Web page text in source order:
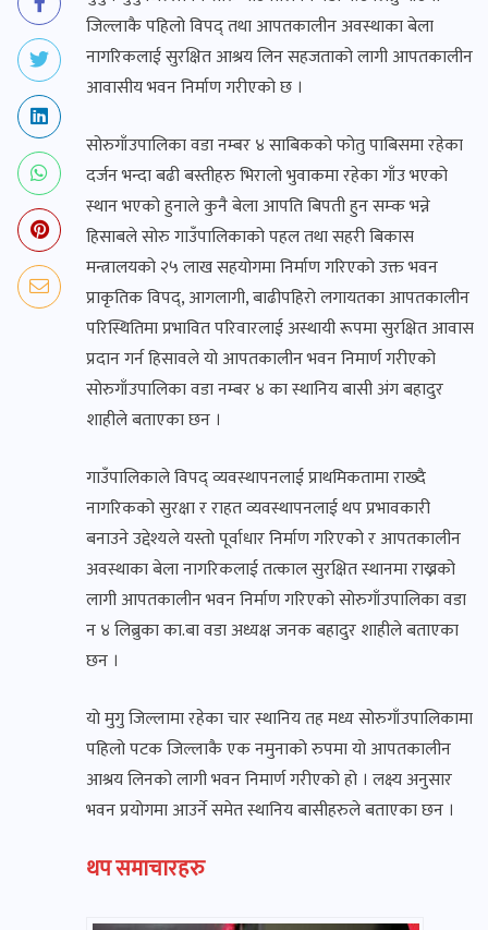
जिल्लाकै पहिलो विपद् तथा आपतकालीन अवस्थाका बेला
नागरिकलाई सुरक्षित आश्रय लिन सहजताको लागी आपतकालीन
आवासीय भवन निर्माण गरीएको छ ।
सोरुगाँउपालिका वडा नम्बर ४ साबिकको फोतु पाबिसमा रहेका
दर्जन भन्दा बढी बस्तीहरु भिरालो भुवाकमा रहेका गाँउ भएको
स्थान भएको हुनाले कुनै बेला आपति बिपती हुन सम्क भन्ने
हिसाबले सोरु गाउँपालिकाको पहल तथा सहरी बिकास
मन्त्रालयको २५ लाख सहयोगमा निर्माण गरिएको उक्त भवन
प्राकृतिक विपद्, आगलागी, बाढीपहिरो लगायतका आपतकालीन
परिस्थितिमा प्रभावित परिवारलाई अस्थायी रूपमा सुरक्षित आवास
प्रदान गर्न हिसावले यो आपतकालीन भवन निमार्ण गरीएको
सोरुगाँउपालिका वडा नम्बर ४ का स्थानिय बासी अंग बहादुर
शाहीले बताएका छन ।
गाउँपालिकाले विपद् व्यवस्थापनलाई प्राथमिकतामा राख्दै
नागरिकको सुरक्षा र राहत व्यवस्थापनलाई थप प्रभावकारी
बनाउने उद्देश्यले यस्तो पूर्वाधार निर्माण गरिएको र आपतकालीन
अवस्थाका बेला नागरिकलाई तत्काल सुरक्षित स्थानमा राख्नको
लागी आपतकालीन भवन निर्माण गरिएको सोरुगाँउपालिका वडा
न ४ लिब्रुका का.बा वडा अध्यक्ष जनक बहादुर शाहीले बताएका
छन ।
यो मुगु जिल्लामा रहेका चार स्थानिय तह मध्य सोरुगाँउपालिकामा
पहिलो पटक जिल्लाकै एक नमुनाको रुपमा यो आपतकालीन
आश्रय लिनको लागी भवन निमार्ण गरीएको हो । लक्ष्य अनुसार
भवन प्रयोगमा आउर्ने समेत स्थानिय बासीहरुले बताएका छन ।
थप समाचारहरु